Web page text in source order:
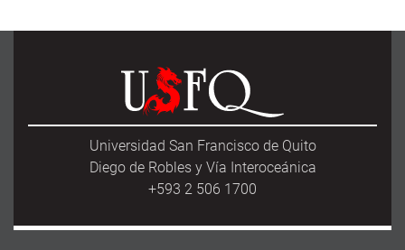
Universidad San Francisco de Quito
Diego de Robles y Vía Interoceánica
+593 2 506 1700